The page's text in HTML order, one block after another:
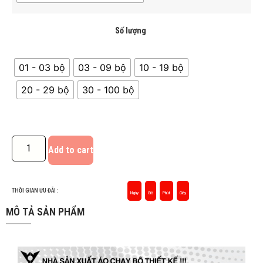
Số lượng
01 - 03 bộ 03 - 09 bộ
10 - 19 bộ
20 - 29 bộ
30 - 100 bộ
Add to cart
THỜI GIAN ƯU ĐÃI : Ngày Giờ Phút Giây
MÔ TẢ SẢN PHẨM